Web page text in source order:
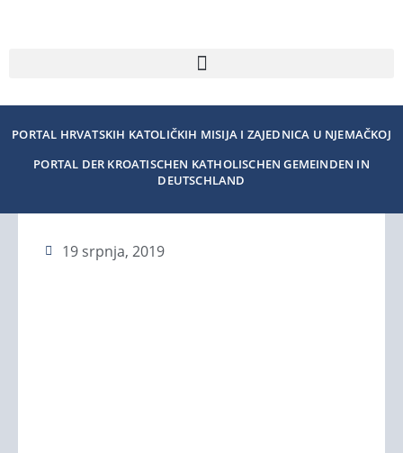
PORTAL HRVATSKIH KATOLIČKIH MISIJA I ZAJEDNICA U NJEMAČKOJ
PORTAL DER KROATISCHEN KATHOLISCHEN GEMEINDEN IN
DEUTSCHLAND
19 srpnja, 2019